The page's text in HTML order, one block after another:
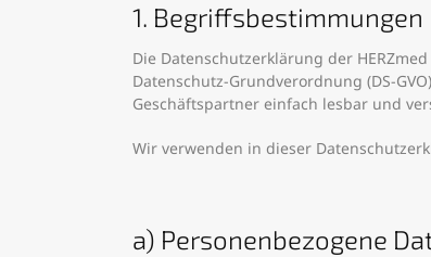
1. Begriffsbestimmungen
Die Datenschutzerklärung der
Datenschutz-Grundverordnung (DS-
Geschäftspartner einfach lesbar und
Wir verwenden in dieser
a) Personenbezogene